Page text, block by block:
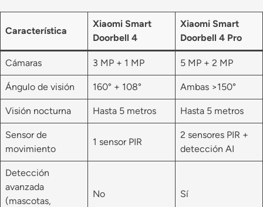
Característica
Xiaomi Smart
Doorbell 4
Xiaomi Smart
Doorbell 4 Pro
Cámaras 3 MP + 1 MP 5 MP + 2 MP
Ángulo de visión 160° + 108° Ambas >150°
Visión nocturna Hasta 5 metros Hasta 5 metros
Sensor de
movimiento
1 sensor PIR
2 sensores PIR +
detección AI
Detección
avanzada
(mascotas,
No Sí